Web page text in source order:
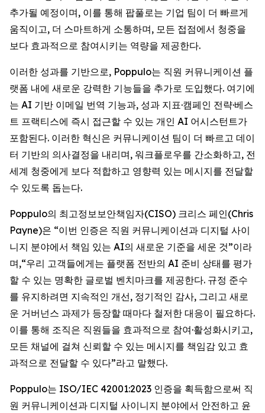
추가될 예정이며, 이를 통해 팝풀로는 기업 팀이 더 빠르게
움직이고, 더 스마트하게 소통하며, 모든 접점에서 청중을
보다 효과적으로 참여시키는 역량을 제공한다.
이러한 성과를 기반으로, Poppulo는 직원 커뮤니케이션 플
랫폼 내에 새로운 강력한 기능들을 추가로 도입했다. 여기에
는 AI 기반 이메일 번역 기능과, 성과 지표·캠페인 전략·베스
트 프랙티스에 즉시 접근할 수 있는 개인 AI 어시스턴트가
포함된다. 이러한 혁신은 커뮤니케이션 팀이 더 빠르고 데이
터 기반의 의사결정을 내리며, 워크플로우를 간소화하고, 전
세계 청중에게 보다 적합하고 영향력 있는 메시지를 전달할
수 있도록 돕는다.
Poppulo의 최고정보보안책임자(CISO) 크리스 페인(Chris
Payne)은 “이번 인증은 직원 커뮤니케이션과 디지털 사이
니지 분야에서 책임 있는 AI의 새로운 기준을 세운 것”이라
며,“우리 고객들에게는 플랫폼 전반의 AI 준비 상태를 평가
할 수 있는 명확한 글로벌 벤치마크를 제공한다. 규정 준수
를 유지하려면 지속적인 개선, 정기적인 감사, 그리고 새로
운 거버넌스 과제가 등장할 때마다 철저한 대응이 필요하다.
이를 통해 조직은 직원들을 효과적으로 참여·활성화시키고,
모든 채널에 걸쳐 신뢰할 수 있는 메시지를 책임감 있고 효
과적으로 전달할 수 있다”라고 말했다.
Poppulo는 ISO/IEC 42001:2023 인증을 획득함으로써 직
원 커뮤니케이션과 디지털 사이니지 분야에서 안전하고 윤